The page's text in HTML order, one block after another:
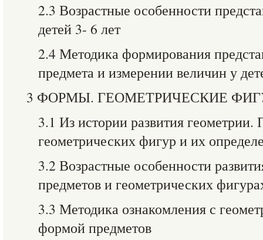
2.3 Возрастные особенности
детей 3- 6 лет
2.4 Методика формирования
предмета и измерении величин у
3 ФОРМЫ. ГЕОМЕТРИЧЕСКИЕ
3.1 Из истории развития
геометрических фигур и их
3.2 Возрастные особенности
предметов и геометрических
3.3 Методика ознакомления с
формой предметов